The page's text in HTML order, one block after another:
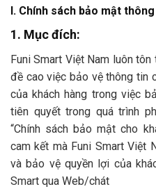
I. Chính sách bảo mật
1. Mục đích:
Funi Smart Việt Nam luôn
đề cao việc bảo vệ thông tin
của khách hàng trong việc
tiên quyết trong quá trình
“Chính sách bảo mật cho
cam kết mà Funi Smart Việt
và bảo vệ quyền lợi của
Smart qua Web/chát